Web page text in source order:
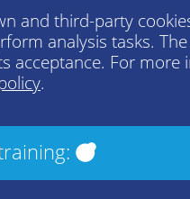
and third-party
analysis tasks.
acceptance. For more
.